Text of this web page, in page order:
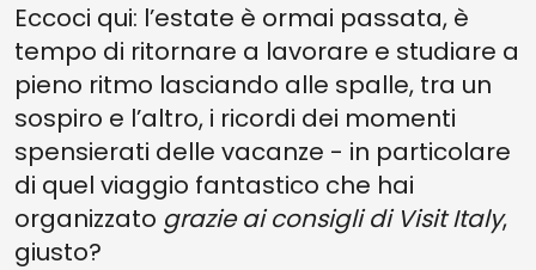
4. SANTA MARIA DI CERRATE, UNA SPLENDIDA ABBAZIA NEL CUORE
DEL SALENTO
3. TRENTINARA, LA TERRAZZA SUL CILENTO
2. FACCIA A FACCIA CON I GIGANTI A SPEZZANO DELLA SILA
1. NICOLOSI, IL PAESE SORTO SULLE PENDICI DI UN VULCANO
Eccoci qui: l’estate è ormai passata, è
tempo di ritornare a lavorare e studiare a
pieno ritmo lasciando alle spalle, tra un
sospiro e l’altro, i ricordi dei momenti
spensierati delle vacanze - in particolare
di quel viaggio fantastico che hai
organizzato grazie ai consigli di Visit Italy,
giusto?